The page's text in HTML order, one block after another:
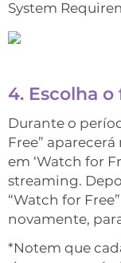
System
4. Escolha
Durante o
Free”
em ‘Watch for
streaming.
“Watch for
novamente,
*Notem que